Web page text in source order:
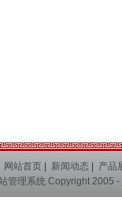
网站首页 新闻动态 产品
管理系统Copyright 2005 -